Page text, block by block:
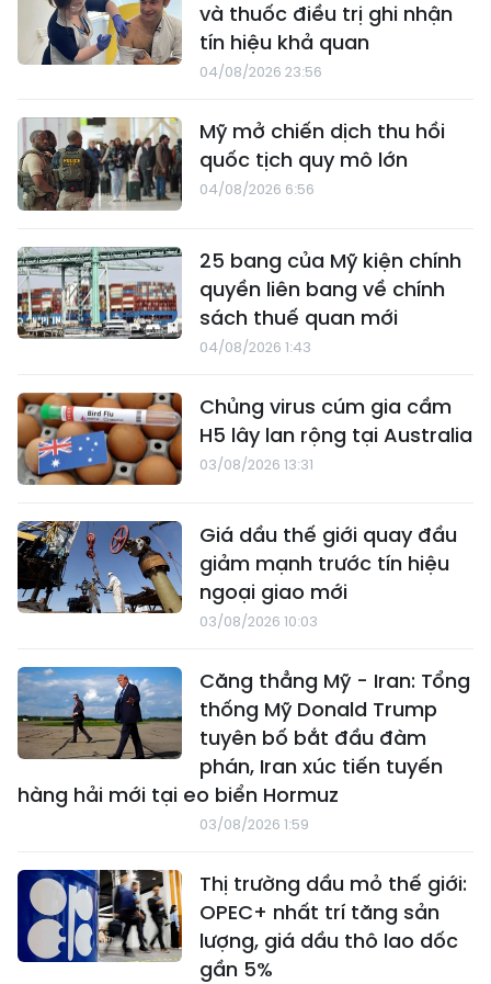
và thuốc điều trị ghi nhận
tín hiệu khả quan
04/08/2026 23:56
Mỹ mở chiến dịch thu hồi
quốc tịch quy mô lớn
04/08/2026 6:56
25 bang của Mỹ kiện chính
quyền liên bang về chính
sách thuế quan mới
04/08/2026 1:43
Chủng virus cúm gia cầm
H5 lây lan rộng tại Australia
03/08/2026 13:31
Giá dầu thế giới quay đầu
giảm mạnh trước tín hiệu
ngoại giao mới
03/08/2026 10:03
Căng thẳng Mỹ - Iran: Tổng
thống Mỹ Donald Trump
tuyên bố bắt đầu đàm
phán, Iran xúc tiến tuyến
hàng hải mới tại eo biển Hormuz
03/08/2026 1:59
Thị trường dầu mỏ thế giới:
OPEC+ nhất trí tăng sản
lượng, giá dầu thô lao dốc
gần 5%